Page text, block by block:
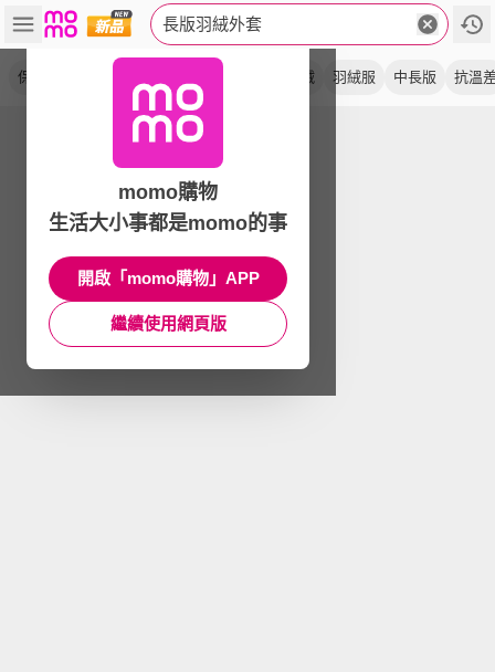
長版羽絨外套
保暖 鵝絨 羽絨服 中長版 抗溫
momo購物
生活大小事都是momo的事
開啟「momo購物」APP
繼續使用網頁版